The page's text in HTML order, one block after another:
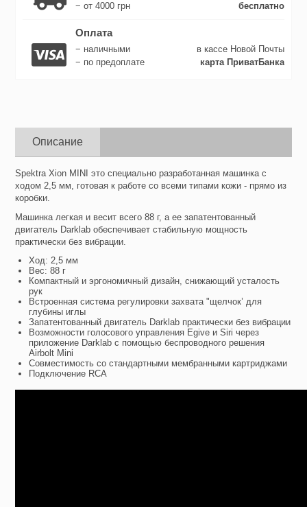
− от 4000 грн
бесплатно
Оплата
− наличными
в кассе Новой Почты
− по предоплате
карта ПриватБанка
Описание
Spektra Xion MINI это специально разработанная машинка с
ходом 2,5 мм, готовая к работе со всеми типами кожи - прямо из
коробки.
Машинка легкая и весит всего 88 г, а ее запатентованный
двигатель Darklab обеспечивает стабильную мощность
практически без вибрации.
Ход: 2,5 мм
Вес: 88 г
Компактный и эргономичный дизайн, снижающий усталость
рук
Встроенная система регулировки захвата "щелчок’ для
глубины иглы
Запатентованный двигатель Darklab практически без вибрации
Возможности голосового управления Egive и Siri через
приложение Darklab с помощью беспроводного решения
Airbolt Mini
Совместимость со стандартными мембранными картриджами
Подключение RCA